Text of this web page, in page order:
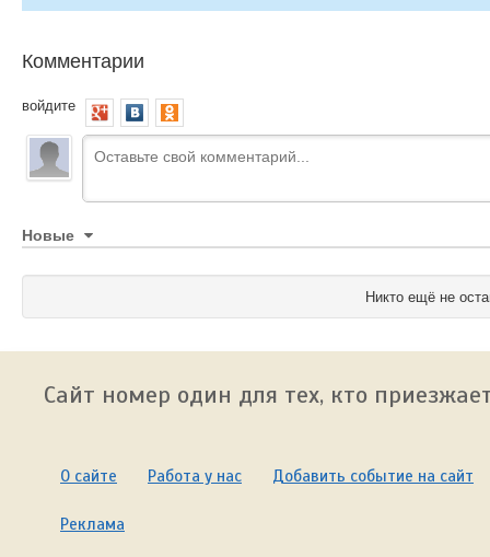
Комментарии
войдите
Новые
Никто ещё не
Сайт номер один для тех, кто
О сайте Работа у нас Добавить событие на сайт
Реклама